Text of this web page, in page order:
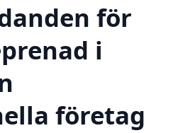
för
i
företag